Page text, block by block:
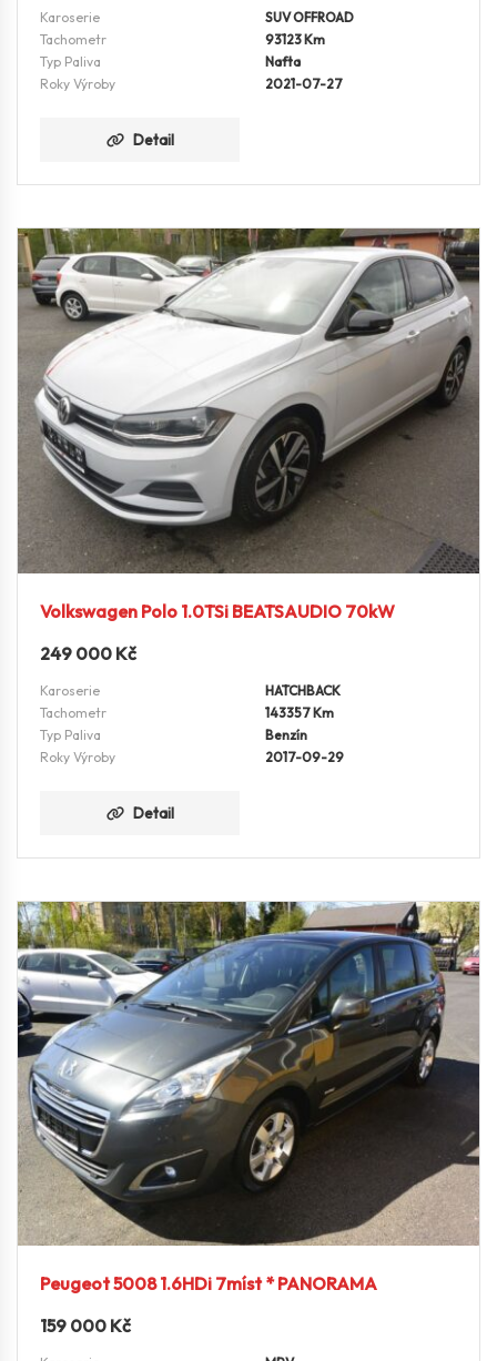
Karoserie
SUV OFFROAD
Tachometr
93123 Km
Typ Paliva
Nafta
Roky Výroby
2021-07-27
Detail
Volkswagen Polo 1.0TSi BEATSAUDIO 70kW
249 000 Kč
Karoserie
HATCHBACK
Tachometr
143357 Km
Typ Paliva
Benzín
Roky Výroby
2017-09-29
Detail
Peugeot 5008 1.6HDi 7míst * PANORAMA
159 000 Kč